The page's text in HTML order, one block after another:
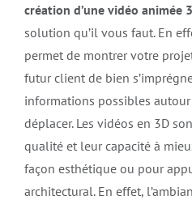
création d’une vidéo animée
solution qu’il vous faut. En
permet de montrer votre
futur client de bien
informations possibles
déplacer. Les vidéos en 3D
qualité et leur capacité à
façon esthétique ou pour
architectural. En effet,